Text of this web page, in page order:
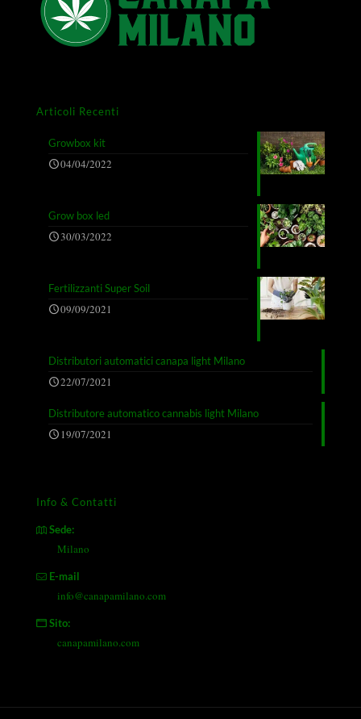
Articoli Recenti
Growbox kit
04/04/2022
Grow box led
30/03/2022
Fertilizzanti Super Soil
09/09/2021
Distributori automatici canapa light Milano
22/07/2021
Distributore automatico cannabis light Milano
19/07/2021
Info & Contatti
Sede:
Milano
E-mail
info@canapamilano.com
Sito:
canapamilano.com